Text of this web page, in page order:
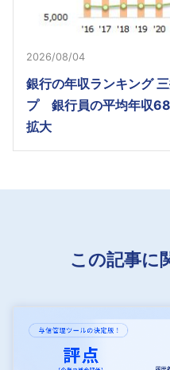
2026/08/04
銀行の年収ランキング
プ 銀行員の平均年収
拡大
この記事に